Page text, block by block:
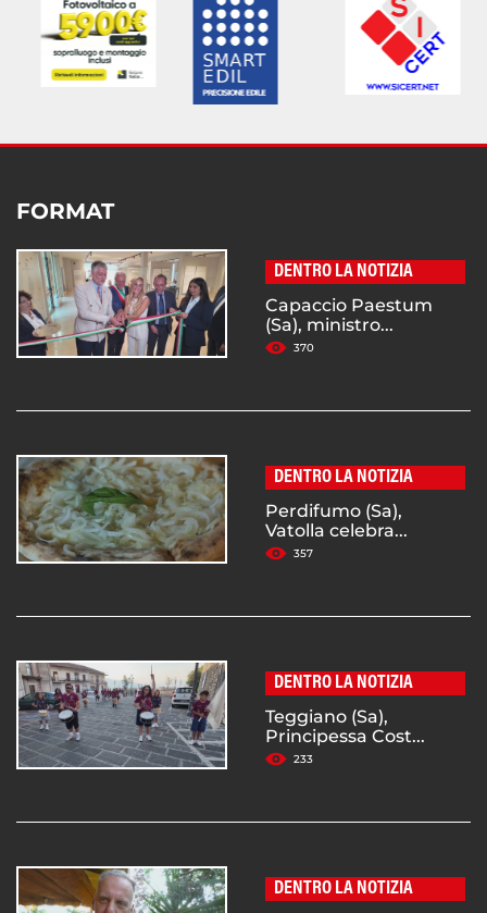
FORMAT
DENTRO LA NOTIZIA
Capaccio Paestum
(Sa), ministro...
370
DENTRO LA NOTIZIA
Perdifumo (Sa),
Vatolla celebra...
357
DENTRO LA NOTIZIA
Teggiano (Sa),
Principessa Cost...
233
DENTRO LA NOTIZIA